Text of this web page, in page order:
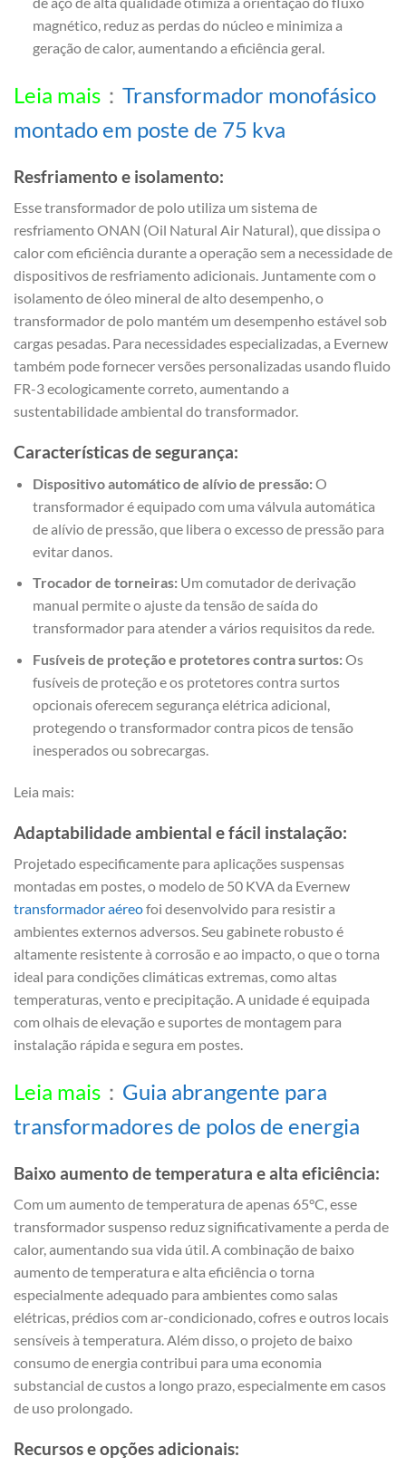
magnético, reduz as perdas do núcleo e minimiza a
geração de calor, aumentando a eficiência geral.
Leia mais ： Transformador monofásico
montado em poste de 75 kva
Resfriamento e isolamento:
Esse transformador de polo utiliza um sistema de
resfriamento ONAN (Oil Natural Air Natural), que dissipa o
calor com eficiência durante a operação sem a necessidade de
dispositivos de resfriamento adicionais. Juntamente com o
isolamento de óleo mineral de alto desempenho, o
transformador de polo mantém um desempenho estável sob
cargas pesadas. Para necessidades especializadas, a Evernew
também pode fornecer versões personalizadas usando fluido
FR-3 ecologicamente correto, aumentando a
sustentabilidade ambiental do transformador.
Características de segurança:
Dispositivo automático de alívio de pressão:O
transformador é equipado com uma válvula automática
de alívio de pressão, que libera o excesso de pressão para
evitar danos.
Trocador de torneiras:Um comutador de derivação
manual permite o ajuste da tensão de saída do
transformador para atender a vários requisitos da rede.
Fusíveis de proteção e protetores contra surtos:Os
fusíveis de proteção e os protetores contra surtos
opcionais oferecem segurança elétrica adicional,
protegendo o transformador contra picos de tensão
inesperados ou sobrecargas.
Leia mais:
Adaptabilidade ambiental e fácil instalação:
Projetado especificamente para aplicações suspensas
montadas em postes, o modelo de 50 KVA da Evernew
transformador aéreofoi desenvolvido para resistir a
ambientes externos adversos. Seu gabinete robusto é
altamente resistente à corrosão e ao impacto, o que o torna
ideal para condições climáticas extremas, como altas
temperaturas, vento e precipitação. A unidade é equipada
com olhais de elevação e suportes de montagem para
instalação rápida e segura em postes.
Leia mais ： Guia abrangente para
transformadores de polos de energia
Baixo aumento de temperatura e alta eficiência:
Com um aumento de temperatura de apenas 65°C, esse
transformador suspenso reduz significativamente a perda de
calor, aumentando sua vida útil. A combinação de baixo
aumento de temperatura e alta eficiência o torna
especialmente adequado para ambientes como salas
elétricas, prédios com ar-condicionado, cofres e outros locais
sensíveis à temperatura. Além disso, o projeto de baixo
consumo de energia contribui para uma economia
substancial de custos a longo prazo, especialmente em casos
de uso prolongado.
Recursos e opções adicionais: